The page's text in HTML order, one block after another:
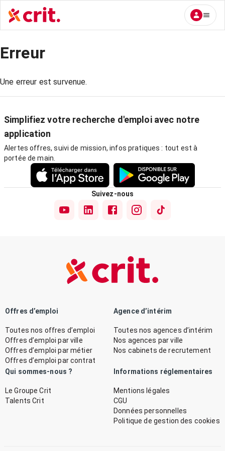
Erreur
Une erreur est survenue.
Simplifiez votre recherche d'emploi avec notre
application
Alertes offres, suivi de mission, infos pratiques : tout est à
portée de main.
Suivez-nous
Offres d’emploi
Toutes nos offres d’emploi
Offres d’emploi par ville
Offres d’emploi par métier
Offres d’emploi par contrat
Agence d’intérim
Toutes nos agences d’intérim
Nos agences par ville
Nos cabinets de recrutement
Qui sommes-nous ?
Le Groupe Crit
Talents Crit
Informations réglementaires
Mentions légales
CGU
Données personnelles
Politique de gestion des cookies